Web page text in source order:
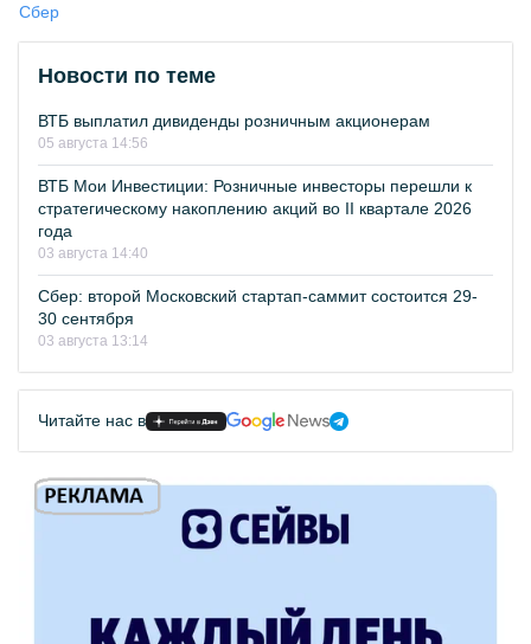
Сбер
Новости по теме
ВТБ выплатил дивиденды розничным акционерам
05 августа 14:56
ВТБ Мои Инвестиции: Розничные инвесторы перешли к
стратегическому накоплению акций во II квартале 2026
года
03 августа 14:40
Сбер: второй Московский стартап-саммит состоится 29-
30 сентября
03 августа 13:14
Читайте нас в